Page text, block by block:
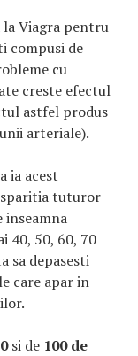
la Viagra pentru
compusi de
cu
creste efectul
astfel produs
arteriale).
ia acest
tuturor
40, 50, 60, 70
sa depasesti
care apar in
si de 100 de